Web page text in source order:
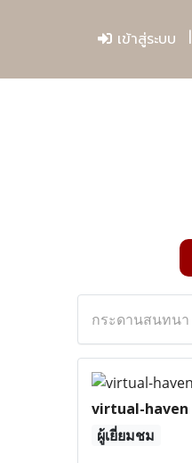
เข้าสู่ระบบ
กระดานสนทนา
virtual-haven
ผู้เยี่ยมชม